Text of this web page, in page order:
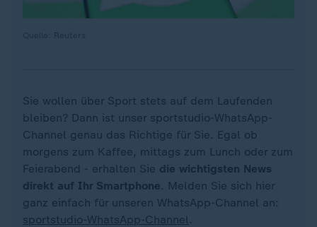
Sie wollen über Sport stets auf dem Laufenden
bleiben? Dann ist unser sportstudio-WhatsApp-
Channel genau das Richtige für Sie. Egal ob
morgens zum Kaffee, mittags zum Lunch oder zum
Feierabend - erhalten Sie die wichtigsten News
direkt auf Ihr Smartphone. Melden Sie sich hier
ganz einfach für unseren WhatsApp-Channel an:
sportstudio-WhatsApp-Channel.